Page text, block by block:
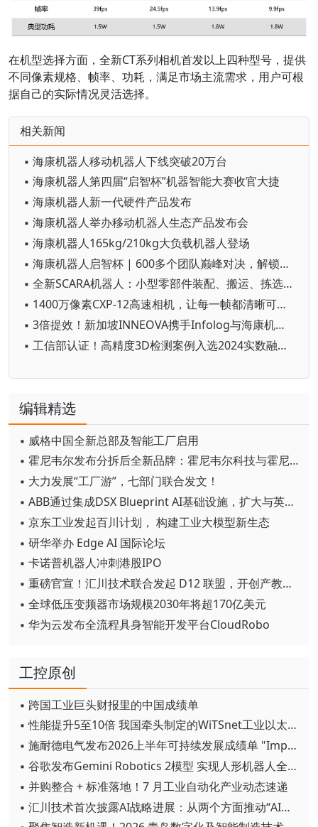
在机型选择方面，全新CT系列相机首发以上四种型号，提供
不同像素规格、帧率、功耗，满足市场主流需求，用户可根
据自己的实际情况灵活选择。
相关新闻
▪ 海康机器人移动机器人下线突破20万台
▪ 海康机器人第四届“启智杯”机器智能大赛收官大捷
▪ 海康机器人新一代硬件产品发布
▪ 海康机器人举办移动机器人生态产品发布会
▪ 海康机器人165kg/210kg大负载机器人登场
▪ 海康机器人启智杯 | 600多个团队巅峰对决，解锁视觉新力量
▪ 全新SCARA机器人：小型零部件装配、搬运、拣选一“手”搞定
▪ 1400万像素CXP-12高速相机，让每一帧都清晰可见！
▪ 3倍提效！新加坡INNEOVA携手Infolog与海康机器人重塑仓储格局
▪ 工信部认证！高精度3D检测案例入选2024实数融合典型案例名单
编辑精选
▪ 威格中国全新总部及智能工厂启用
▪ 霍尼韦尔发布分拆后全新品牌：霍尼韦尔科技与霍尼韦尔航空航天
▪ 大力发展“工厂游”，七部门联合发文！
▪ ABB通过集成DSX Blueprint AI基础设施，扩大与英伟达的合作
▪ 京东工业发起百川计划， 构建工业大模型新生态
▪ 研华举办 Edge AI 国际论坛
▪ 卡诺普机器人冲刺港股IPO
▪ 重磅官宣！汇川技术联合发起 D12 联盟，开创产教融合新范式
▪ 全球低压变频器市场规模2030年将超170亿美元
▪ 华为云发布全流程具身智能开发平台CloudRobo
工控原创
▪ 跨国工业巨头财报里的中国成绩单
▪ 性能提升5至10倍 我国牵头制定的WiTSnet工业以太网国际标准正式发布
▪ 施耐德电气发布2026上半年可持续发展成绩单 "Impact 2030"路线图开局稳健
▪ 谷歌发布Gemini Robotics 2模型 实现人形机器人全身智能控制突破
▪ 并购整合 + 标准落地！7 月工业自动化产业动态速递
▪ 汇川技术首次披露AI战略进展：从两个方面推动“AI业务化”落地